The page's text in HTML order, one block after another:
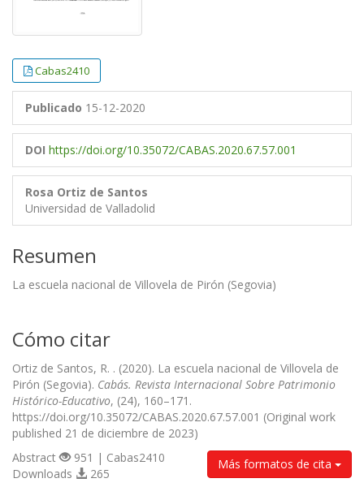
Cabas2410
Publicado 15-12-2020
DOI https://doi.org/10.35072/CABAS.2020.67.57.001
Rosa Ortiz de Santos
Universidad de Valladolid
Resumen
La escuela nacional de Villovela de Pirón (Segovia)
Cómo citar
Ortiz de Santos, R. . (2020). La escuela nacional de Villovela de
Pirón (Segovia). Cabás. Revista Internacional Sobre Patrimonio
Histórico-Educativo, (24), 160–171.
https://doi.org/10.35072/CABAS.2020.67.57.001 (Original work
published 21 de diciembre de 2023)
Más formatos de cita
Abstract
951 | Cabas2410
Downloads
265